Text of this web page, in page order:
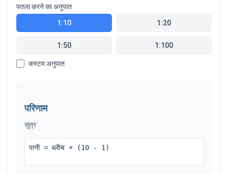
पतला करने का अनुपात
1:10
1:20
1:50 1:100
कस्टम अनुपात
परिणाम
सूत्र
पानी = ब्लीच × (10 - 1)